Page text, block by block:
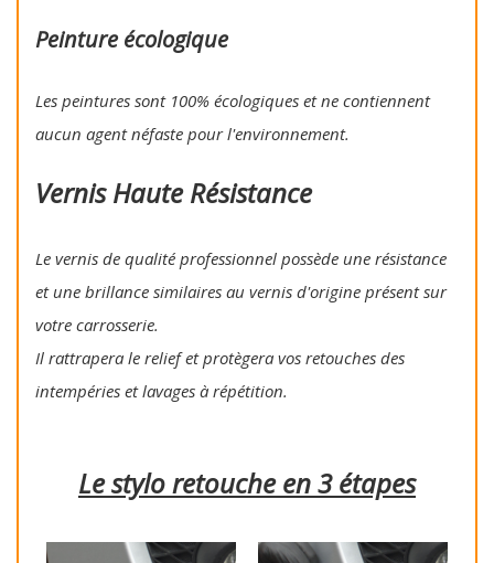
Peinture écologique
Les peintures sont 100% écologiques et ne contiennent
aucun agent néfaste pour l'environnement.
Vernis Haute Résistance
Le vernis de qualité professionnel possède une résistance
et une brillance similaires au vernis d'origine présent sur
votre carrosserie.
Il rattrapera le relief et protègera vos retouches des
intempéries et lavages à répétition.
Le stylo retouche en 3 étapes